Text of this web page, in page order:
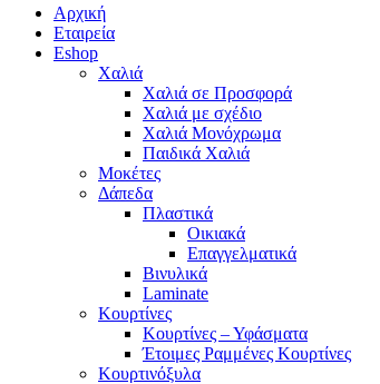
Αρχική
Εταιρεία
Eshop
Χαλιά
Χαλιά σε Προσφορά
Χαλιά με σχέδιο
Χαλιά Μονόχρωμα
Παιδικά Χαλιά
Μοκέτες
Δάπεδα
Πλαστικά
Οικιακά
Επαγγελματικά
Βινυλικά
Laminate
Κουρτίνες
Κουρτίνες – Υφάσματα
Έτοιμες Ραμμένες Κουρτίνες
Κουρτινόξυλα